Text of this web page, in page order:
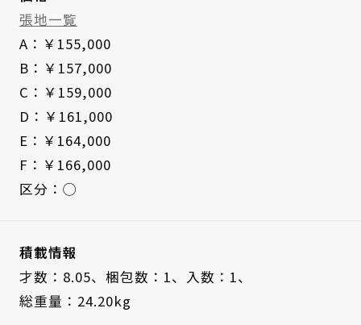
張地一覧
A：￥155,000
B：￥157,000
C：￥159,000
D：￥161,000
E：￥164,000
F：￥166,000
区分：◯
積載情報
才数：8.05、 梱包数：1、 入数：1、
総重量：24.20kg